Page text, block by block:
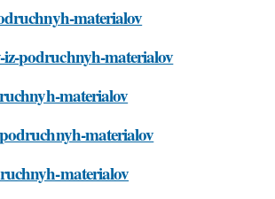
materialov
podruchnyh-materialov
materialov
materialov
materialov